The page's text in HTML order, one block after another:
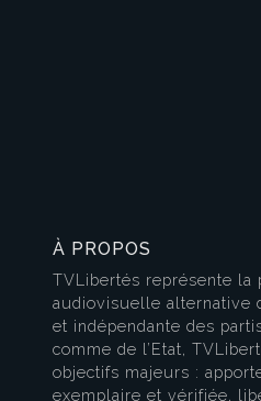
À PROPOS
TVLibertés représente la
audiovisuelle alternative
et indépendante des
comme de l’Etat,
objectifs majeurs :
exemplaire et vérifiée,